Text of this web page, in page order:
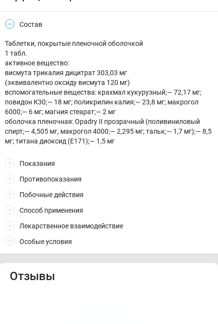
Состав
Таблетки, покрытые пленочной оболочкой
1 табл.
активное вещество:
висмута трикалия дицитрат 303,03 мг
(эквивалентно оксиду висмута 120 мг)
вспомогательные вещества: крахмал кукурузный;— 72,17 мг;
повидон К30;— 18 мг; поликрилин калия;— 23,8 мг; макрогол
6000;— 6 мг; магния стеарат;— 2 мг
оболочка пленочная: Opadry II прозрачный (поливиниловый
спирт;— 4,505 мг, макрогол 4000;— 2,295 мг; тальк;— 1,7 мг);— 8,5
мг; титана диоксид (Е171);— 1,5 мг
Показания
Противопоказания
Побочные действия
Способ применения
Лекарственное взаимодействие
Особые условия
Отзывы